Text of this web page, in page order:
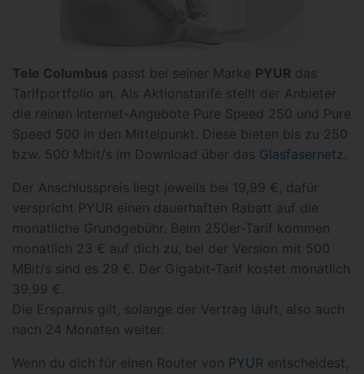
Tele Columbus passt bei seiner Marke PYUR das
Tarifportfolio an. Als Aktionstarife stellt der Anbieter
die reinen Internet-Angebote Pure Speed 250 und Pure
Speed 500 in den Mittelpunkt. Diese bieten bis zu 250
bzw. 500 Mbit/s im Download über das Glasfasernetz.
Der Anschlusspreis liegt jeweils bei 19,99 €, dafür
verspricht PYUR einen dauerhaften Rabatt auf die
monatliche Grundgebühr. Beim 250er-Tarif kommen
monatlich 23 € auf dich zu, bei der Version mit 500
MBit/s sind es 29 €. Der Gigabit-Tarif kostet monatlich
39,99 €.
Die Ersparnis gilt, solange der Vertrag läuft, also auch
nach 24 Monaten weiter.
Wenn du dich für einen Router von PYUR entscheidest,